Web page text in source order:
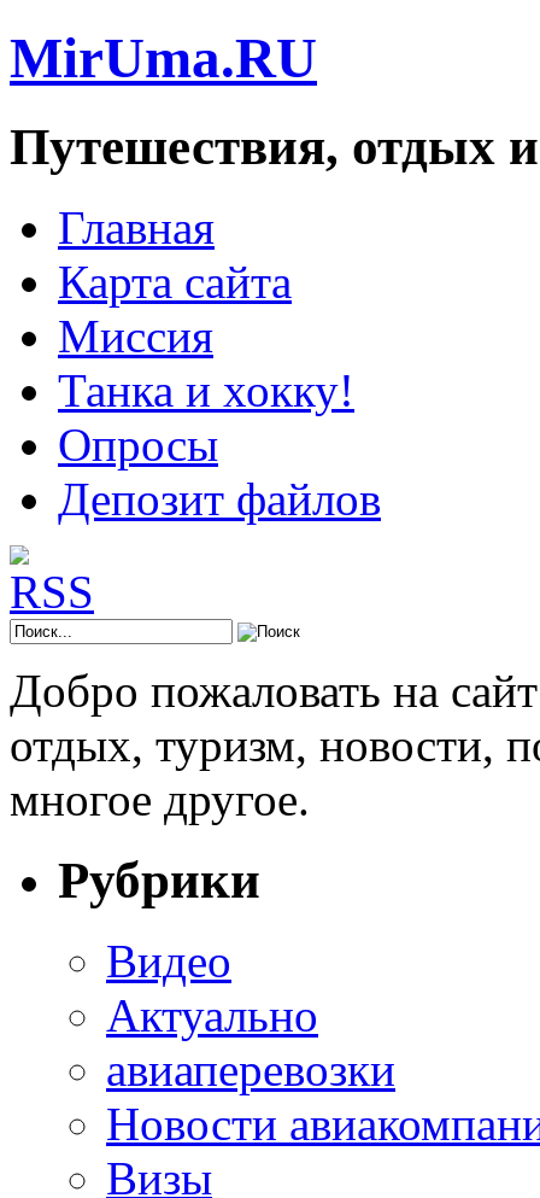
MirUma.RU
Путешествия, отдых
Главная
Карта сайта
Миссия
Танка и хокку!
Опросы
Депозит файлов
Добро пожаловать на
отдых, туризм, новости,
многое другое.
Рубрики
Видео
Актуально
авиаперевозки
Новости
Визы